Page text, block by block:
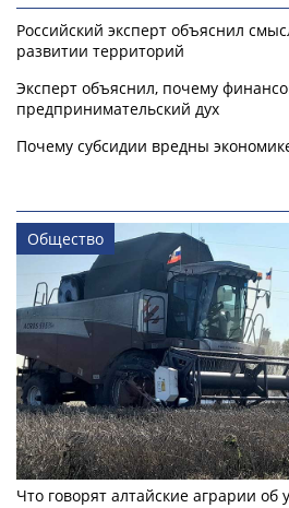
Российский эксперт объяснил
развитии территорий
Эксперт объяснил, почему
предпринимательский дух
Почему субсидии вредны
Общество
Что говорят алтайские аграрии об